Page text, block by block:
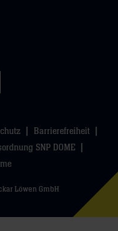
Barrierefreiheit
SNP DOME
Löwen GmbH